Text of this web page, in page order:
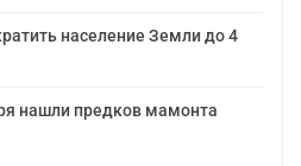
население Земли до 4
нашли предков мамонта